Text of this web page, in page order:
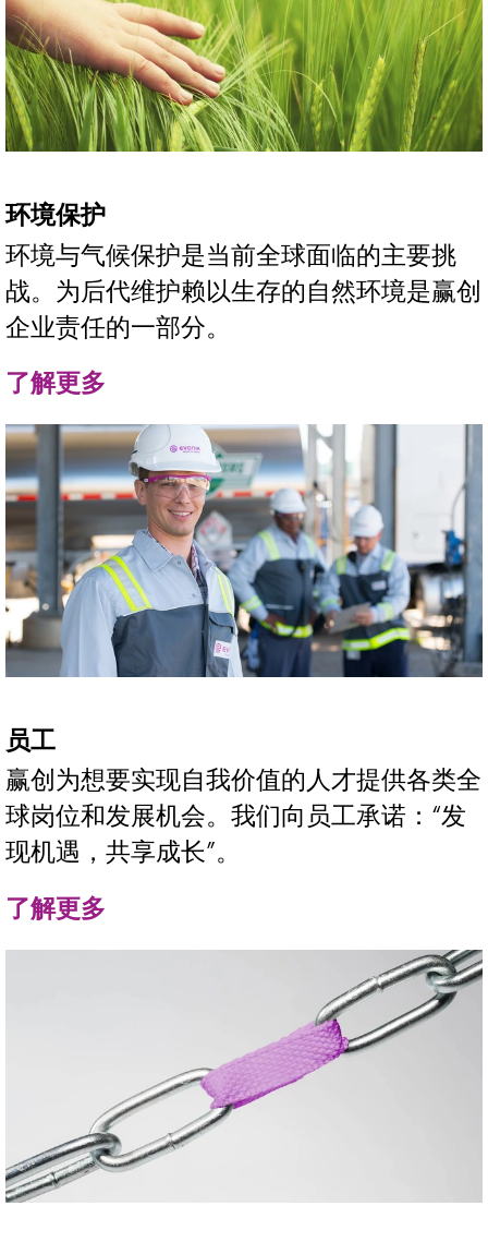
环境保护
环境与气候保护是当前全球面临的主要挑
战。为后代维护赖以生存的自然环境是赢创
企业责任的一部分。
了解更多
员工
赢创为想要实现自我价值的人才提供各类全
球岗位和发展机会。我们向员工承诺：“发
现机遇，共享成长”。
了解更多